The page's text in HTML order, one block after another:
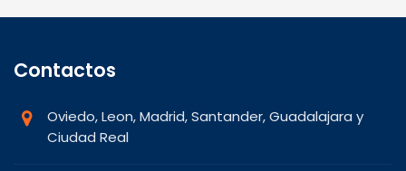
Contactos
Oviedo, Leon, Madrid, Santander, Guadalajara y
Ciudad Real